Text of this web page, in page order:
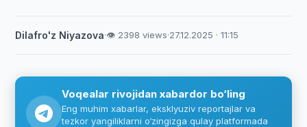
Dilafro'z Niyazova·👁 2398 views·27.12.2025 · 11:15
Voqealar rivojidan xabardor bo‘ling
Eng muhim xabarlar, eksklyuziv reportajlar va
tezkor yangiliklarni o‘zingizga qulay platformada